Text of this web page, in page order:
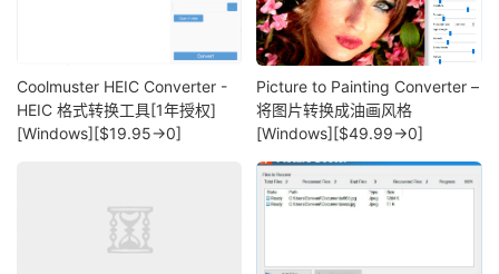
Coolmuster HEIC Converter -
HEIC 格式转换工具[1年授权]
[Windows][$19.95→0]
Picture to Painting Converter –
将图片转换成油画风格
[Windows][$49.99→0]